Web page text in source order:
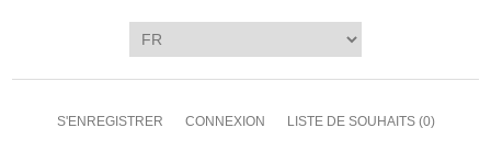
S'ENREGISTRER CONNEXION LISTE DE SOUHAITS (0)